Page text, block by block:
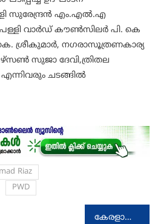
സുരേന്ദ്രൻ എം.എൽ.എ
വാർഡ് കൗൺസിലർ പി. കെ
ശ്രീകുമാർ, നഗരാസൂത്രണകാര്യ
സുജാ ദേവി,ത്രിതല
ചടങ്ങിൽ
Riaz
PWD
കേരളാബാങ്ക് പ്രവാസി ലോൺമേള 16-02-2024ന് തിരുവനന്തപുരത്ത്